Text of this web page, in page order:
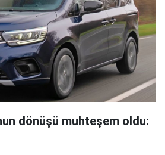
dönüşü muhteşem oldu: